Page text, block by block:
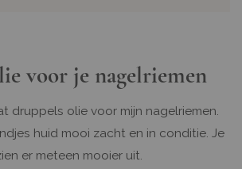
voor je nagelriemen
druppels olie voor mijn nagelriemen.
huid mooi zacht en in conditie. Je
er meteen mooier uit.